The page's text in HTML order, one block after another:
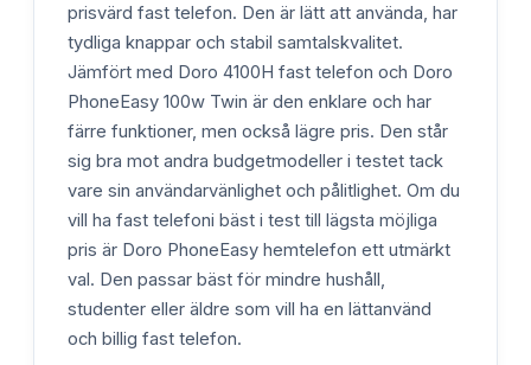
prisvärd fast telefon. Den är lätt att använda, har
tydliga knappar och stabil samtalskvalitet.
Jämfört med Doro 4100H fast telefon och Doro
PhoneEasy 100w Twin är den enklare och har
färre funktioner, men också lägre pris. Den står
sig bra mot andra budgetmodeller i testet tack
vare sin användarvänlighet och pålitlighet. Om du
vill ha fast telefoni bäst i test till lägsta möjliga
pris är Doro PhoneEasy hemtelefon ett utmärkt
val. Den passar bäst för mindre hushåll,
studenter eller äldre som vill ha en lättanvänd
och billig fast telefon.